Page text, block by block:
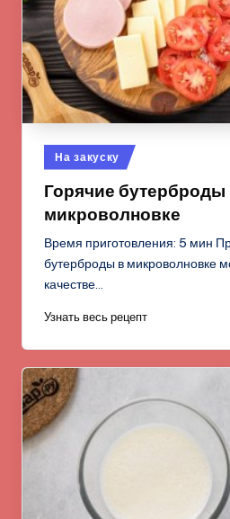
Опубликовано
в
На закуску
Горячие бутерброды
микроволновке
Время приготовления: 5 мин
бутерброды в микроволновке
качестве…
Узнать весь рецепт